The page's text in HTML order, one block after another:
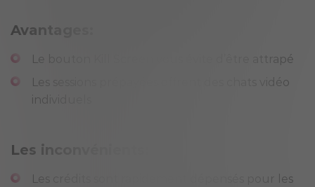
Avantages:
Le bouton Kill Screen vous évite d’être attrapé
Les sessions prépayées offrent des chats vidéo
individuels
Les inconvénients:
Les crédits sont rapidement dépensés pour les